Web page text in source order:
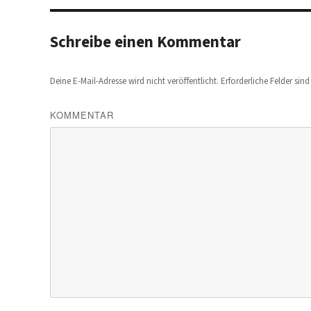
Schreibe einen Kommentar
Deine E-Mail-Adresse wird nicht veröffentlicht. Erforderliche Felder
KOMMENTAR